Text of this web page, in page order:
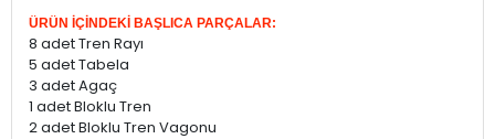
ÜRÜN İÇİNDEKİ BAŞLICA PARÇALAR:
8 adet Tren Rayı
5 adet Tabela
3 adet Agaç
1 adet Bloklu Tren
2 adet Bloklu Tren Vagonu